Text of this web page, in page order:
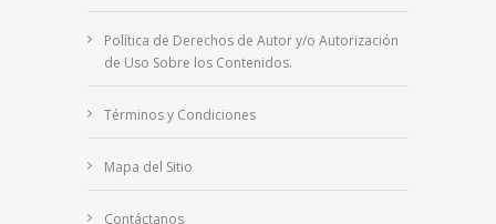
Política de Derechos de Autor y/o Autorización
de Uso Sobre los Contenidos.
Términos y Condiciones
Mapa del Sitio
Contáctanos